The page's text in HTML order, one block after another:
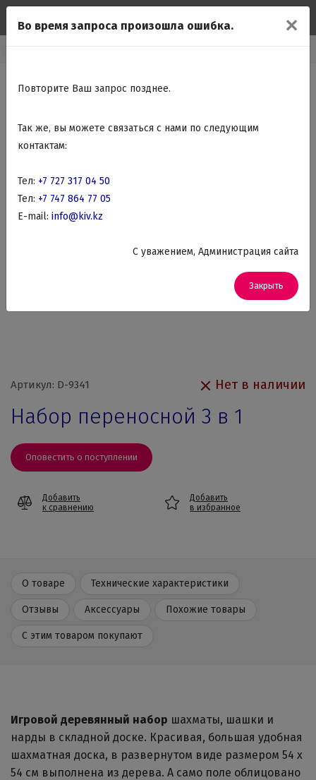
Артикул: D-9341 Нет в наличии
Набор переносной 3 в 1
Оповестить о поступлении
Добавить
к сравнению
Добавить
в избранное
О товаре Технические характеристики
Отзывы Аксессуары Похожие товары
С этим товаром покупают
Игровой деревянный набор шахматы, шашки и
нарды в складной доске. Красивая, большая удобная
шахматная доска, в развернутом виде размером 54 х
54 см выполнена из дерева. А само поле облицовано
✕
Во время запроса произошла ошибка.
Повторите Ваш запрос позднее.
Так же, вы можете связаться с нами по следующим
контактам:
Тел: +7 727 317 04 50
Тел: +7 747 864 77 05
E-mail: info@kiv.kz
C уважением, Администрация сайта
Закрыть